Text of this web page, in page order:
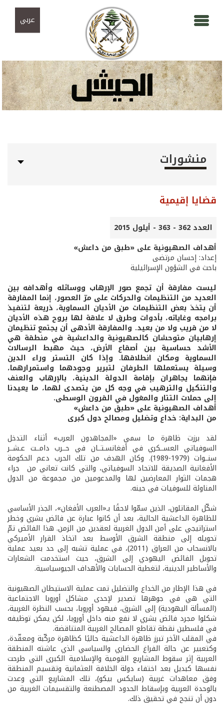
عربي
منشورات
قضايا إقيمية
العدد 362 - 363 - أيلول 2015
أهداف الصهيونية على «طبق من داعش»
إعداد: إحسان مرتضى
باحث في الشؤون الإسرائيلية
ليست مفارقة أن تجمع صور الإرهاب ووسائله وأهدافه بين
العديد من التنظيمات والحركات على مرّ العصور، إنما المفارقة
أن يتخذ بعض التنظيمات من الأديان السماوية، ذريعة لتنفيذ
برامجه وغاياته، بأدوات وطرق لا علاقة لها بروح هذه الأديان
لا من قريب ولا من بعيد. والمفارقة الأدهى أن يجتمع تنظيمان
إرهابيان متوحشان كالصهيونية والداعشية في منطقة هي
الأشد حساسية بين أصقاع الأرض، حيث مهبط الرسالات
السماوية ومكان انطلاقها. وإذا كان التستر وراء الدين
وسيلة يستعملها الطرفان لتبرير وجودهما واستمرارهما،
فإنهما يجاهران بإقامة الدولة الدينية، بالإرهاب والعنف
والتنكيل والترهيب في وجه كل من يتصدى لهما، ما يعيدنا
إلى حملات التتار والمغول في القرون الوسطى.
أهداف الصهيونية على «طبق من داعش»
من البداية: خداع وتضليل ومصالح دول كبرى
لقد برزت ظاهرة ما سمي «المجاهدون العرب» أثناء التدخل
السوفياتي العســكري في أفغانسـتــان في حــرب دامــت عـشــر
سنــوات (1979-1989). وكان الهدف من تلك الحرب دعم الحكومة
الأفغانية الصديقة للاتحاد السوفياتي، والتي كانت تعاني من جراء
هجمات الثوار المعارضين لها والمدعومين من مجموعة من الدول
المناوئة للسوفيات في حينه.
شكّل المقاتلون، الذين سمّوا لاحقًا بـ«العرب الأفغان»، الجذر الأساسي
للظاهرة الداعشية الحالية، بعد أن كانوا عبارة عن فائض بشري وخطر
استراتيجي على أمن الدول الغربية لعقدين من الزمن. هذا الفائض تمّ
تحويله إلى منطقة الشرق الأوسط بعد اتخاذ القرار الأميركي
بالانسحاب من العراق (2011)، في عملية تشبه إلى حد بعيد عملية
تحويل الفائض اليهودي إلى الشرق، حيث استخدمت الشعارات
والأساطير الدينية، لتغطية الحسابات والأهداف الجيوسياسية.
في هذا الإطار من الخداع والتضليل تمت عملية الاستيطان الصهيونية
التي هي في جوهرها تصدير لإحدى مشاكل أوروبا الاجتماعية
(المسألة اليهودية) إلى الشرق، فيهود أوروبا، بحسب النظرة الغربية،
شكلوا مجرد فائض بشري لا نفع منه داخل أوروبا، لكن يمكن توظيفه
في فلسطين نقطة تقاطع المصالح الغربية المتناقضة.
في المقلب الآخر تبرز ظاهرة الداعشية حاليًا كظاهرة مركّبة ومعقّدة،
وكتعبير عن حالة الفراغ الحضاري والسياسي الذي عاشته المنطقة
العربية إثر سقوط المشاريع القومية والإسلامية الكبرى التي طرحت
نفسها كبديل بعد اختفاء دولة الخلافة العثمانية وتقسيم المنطقة
وفق معاهدات غربية (سايكس بيكو)، تلك المشاريع التي وعدت
بالوحدة العربية وبإسقاط الحدود المصطنعة والتقسيمات الغربية من
دون أن تنجح في تحقيق ذلك.